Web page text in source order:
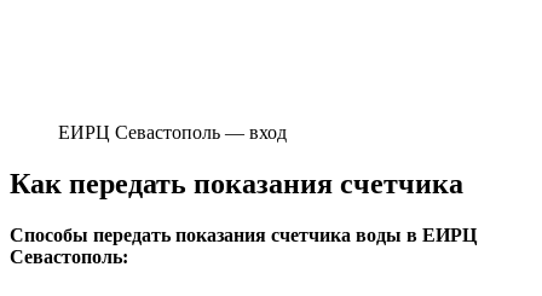
ЕИРЦ Севастополь — вход
Как передать показания счетчика
Способы передать показания счетчика воды в ЕИРЦ
Севастополь: